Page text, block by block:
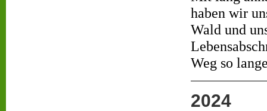
haben wir
Wald und
Weg so
2024